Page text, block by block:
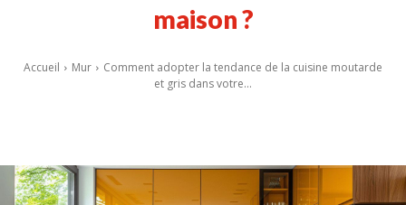
maison ?
Accueil Mur
Comment adopter la tendance de la cuisine moutarde
et gris dans votre...